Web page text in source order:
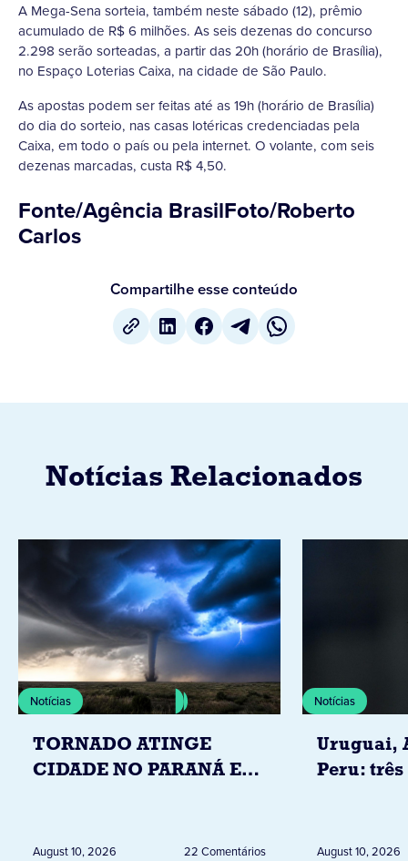
A Mega-Sena sorteia, também neste sábado (12), prêmio
acumulado de R$ 6 milhões. As seis dezenas do concurso
2.298 serão sorteadas, a partir das 20h (horário de Brasília),
no Espaço Loterias Caixa, na cidade de São Paulo.
As apostas podem ser feitas até as 19h (horário de Brasília)
do dia do sorteio, nas casas lotéricas credenciadas pela
Caixa, em todo o país ou pela internet. O volante, com seis
dezenas marcadas, custa R$ 4,50.
Fonte/Agência BrasilFoto/Roberto
Carlos
Compartilhe esse conteúdo
Notícias Relacionados
Notícias
TORNADO ATINGE
CIDADE NO PARANÁ E
RURAL
August 10, 2026 22 Comentários
Notícias
Uruguai,
Peru: três
August 10, 2026